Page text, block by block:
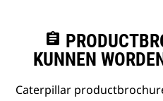
assignment
KUNNEN
Caterpillar